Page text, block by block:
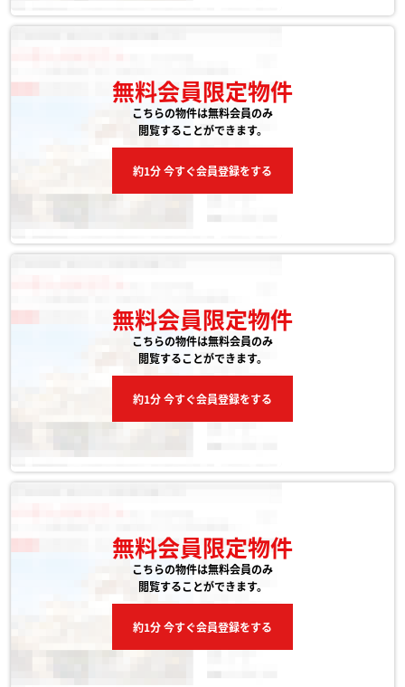
無料会員限定物件
こちらの物件は無料会員のみ
閲覧することができます。
約1分 今すぐ会員登録をする
無料会員限定物件
こちらの物件は無料会員のみ
閲覧することができます。
約1分 今すぐ会員登録をする
無料会員限定物件
こちらの物件は無料会員のみ
閲覧することができます。
約1分 今すぐ会員登録をする